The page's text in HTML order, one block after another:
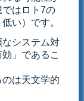
はロト7の
い）です。
なシステム対
」であるこ
は天文学的